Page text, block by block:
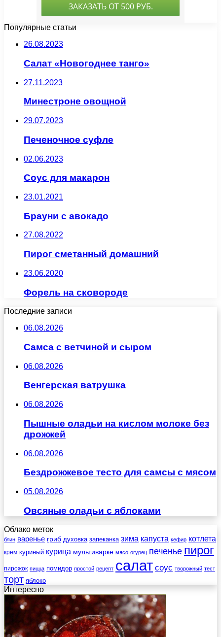
Популярные статьи
26.08.2023
Салат «Новогоднее танго»
27.11.2023
Минестроне овощной
29.07.2023
Печеночное суфле
02.06.2023
Соус для макарон
23.01.2021
Брауни с авокадо
27.08.2022
Пирог сметанный домашний
23.06.2020
Форель на сковороде
Последние записи
06.08.2026
Самса с ветчиной и сыром
06.08.2026
Венгерская ватрушка
06.08.2026
Пышные оладьи на кислом молоке без
дрожжей
06.08.2026
Бездрожжевое тесто для самсы с мясом
05.08.2026
Овсяные оладьи с яблоками
Облако меток
блин варенье гриб духовка запеканка зима капуста кефир котлета
крем куриный курица мультиварке мясо огурец печенье пирог
пирожок пицца помидор простой рецепт салат соус творожный тест
торт яблоко
Интересно